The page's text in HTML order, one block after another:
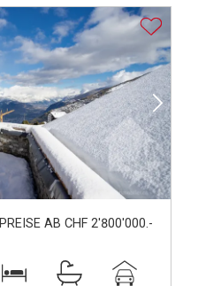
PREISE AB CHF 2'800'000.-